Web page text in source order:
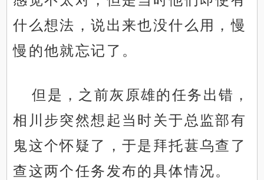
什么想法，说出来也没什么用，慢
慢的他就忘记了。
但是，之前灰原雄的任务出错，
相川步突然想起当时关于总监部有
鬼这个怀疑了，于是拜托葚乌查了
查这两个任务发布的具体情况。